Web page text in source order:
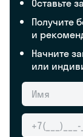
Оставьте
Получите
и
Начните
или